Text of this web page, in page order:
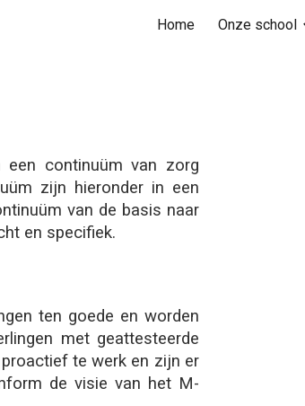
Home Onze school
continuüm van zorg
zijn hieronder in een
van de basis naar
en specifiek.
ten goede en worden
met geattesteerde
te werk en zijn er
de visie van het M-